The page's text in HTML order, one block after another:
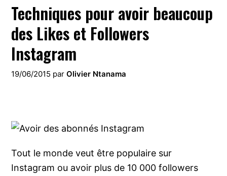
Techniques pour avoir beaucoup
des Likes et Followers
Instagram
19/06/2015 parOlivier Ntanama
Tout le monde veut être populaire sur
Instagram ou avoir plus de 10 000 followers